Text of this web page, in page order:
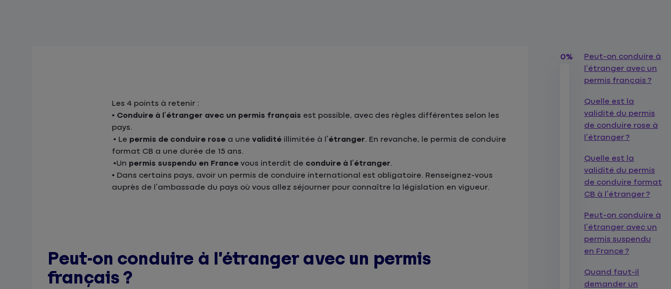
0%
Peut-on conduire à
l’étranger avec un
permis français ?
Quelle est la
validité du permis
de conduire rose à
l’étranger ?
Quelle est la
validité du permis
de conduire format
CB à l’étranger ?
Peut-on conduire à
l’étranger avec un
permis suspendu
en France ?
Quand faut-il
demander un
Les 4 points à retenir :
• Conduire à l’étranger avec un permis français est possible, avec des règles différentes selon les
pays.
• Le permis de conduire rose a une validité illimitée à l’étranger. En revanche, le permis de conduire
format CB a une durée de 15 ans.
•Un permis suspendu en France vous interdit de conduire à l’étranger.
• Dans certains pays, avoir un permis de conduire international est obligatoire. Renseignez-vous
auprès de l’ambassade du pays où vous allez séjourner pour connaître la législation en vigueur.
Peut-on conduire à l’étranger avec un permis
français ?